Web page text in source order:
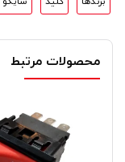
محصولات مرتبط